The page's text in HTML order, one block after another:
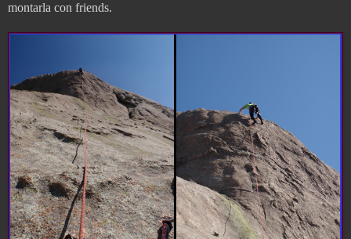
montarla con friends.